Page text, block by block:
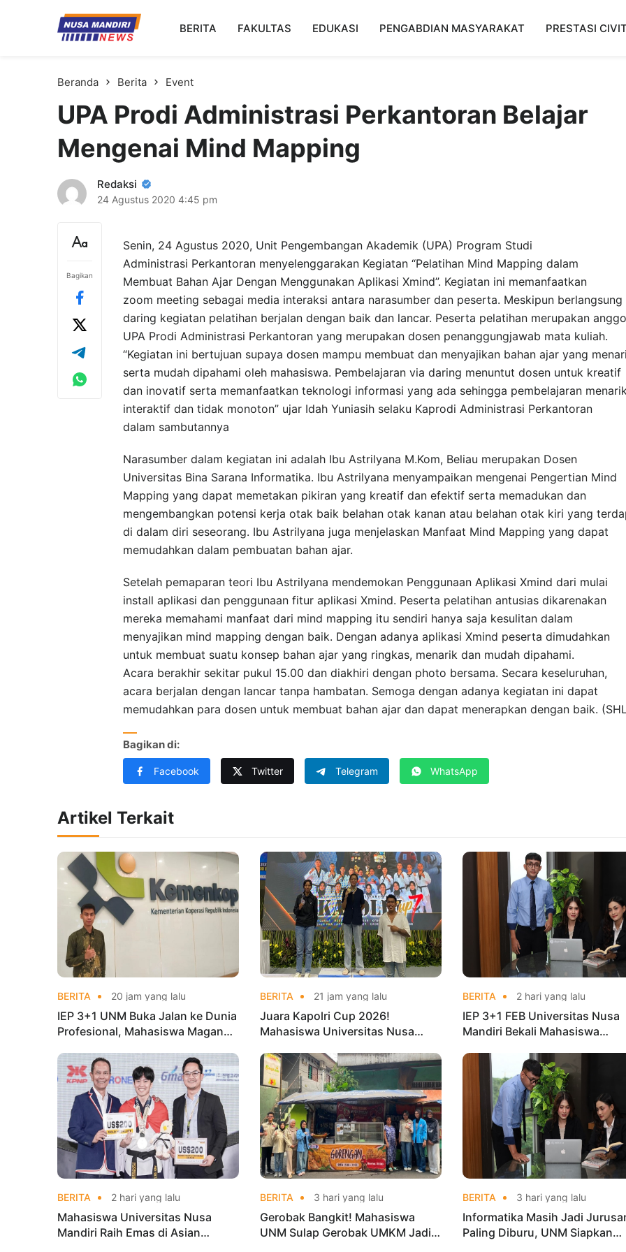
Kampus Digital Bisnis
Universitas Nusa Mandiri
BERITA FAKULTAS EDUKASI PENGABDIAN MASYARAKAT PRESTASI
Beranda Berita Event
UPA Prodi Administrasi Perkantoran Belajar
Mengenai Mind Mapping
Redaksi
24 Agustus 2020 4:45 pm
Bagikan
Senin, 24 Agustus 2020, Unit Pengembangan Akademik (UPA) Program Studi
Administrasi Perkantoran menyelenggarakan Kegiatan “Pelatihan Mind Mapping dalam
Membuat Bahan Ajar Dengan Menggunakan Aplikasi Xmind”. Kegiatan ini memanfaatkan
zoom meeting sebagai media interaksi antara narasumber dan peserta. Meskipun berlangsung
daring kegiatan pelatihan berjalan dengan baik dan lancar. Peserta pelatihan merupakan
UPA Prodi Administrasi Perkantoran yang merupakan dosen penanggungjawab mata kuliah.
“Kegiatan ini bertujuan supaya dosen mampu membuat dan menyajikan bahan ajar yang
serta mudah dipahami oleh mahasiswa. Pembelajaran via daring menuntut dosen untuk kreatif
dan inovatif serta memanfaatkan teknologi informasi yang ada sehingga pembelajaran
interaktif dan tidak monoton” ujar Idah Yuniasih selaku Kaprodi Administrasi Perkantoran
dalam sambutannya
Narasumber dalam kegiatan ini adalah Ibu Astrilyana M.Kom, Beliau merupakan Dosen
Universitas Bina Sarana Informatika. Ibu Astrilyana menyampaikan mengenai Pengertian Mind
Mapping yang dapat memetakan pikiran yang kreatif dan efektif serta memadukan dan
mengembangkan potensi kerja otak baik belahan otak kanan atau belahan otak kiri yang
di dalam diri seseorang. Ibu Astrilyana juga menjelaskan Manfaat Mind Mapping yang dapat
memudahkan dalam pembuatan bahan ajar.
Setelah pemaparan teori Ibu Astrilyana mendemokan Penggunaan Aplikasi Xmind dari mulai
install aplikasi dan penggunaan fitur aplikasi Xmind. Peserta pelatihan antusias dikarenakan
mereka memahami manfaat dari mind mapping itu sendiri hanya saja kesulitan dalam
menyajikan mind mapping dengan baik. Dengan adanya aplikasi Xmind peserta dimudahkan
untuk membuat suatu konsep bahan ajar yang ringkas, menarik dan mudah dipahami.
Acara berakhir sekitar pukul 15.00 dan diakhiri dengan photo bersama. Secara keseluruhan,
acara berjalan dengan lancar tanpa hambatan. Semoga dengan adanya kegiatan ini dapat
memudahkan para dosen untuk membuat bahan ajar dan dapat menerapkan dengan baik.
Bagikan di:
Facebook Twitter Telegram WhatsApp
Artikel Terkait
BERITA 20 jam yang lalu
IEP 3+1 UNM Buka Jalan ke Dunia
Profesional, Mahasiswa Magang
BERITA 21 jam yang lalu
Juara Kapolri Cup 2026!
Mahasiswa Universitas Nusa
di Kejurnas Taekwondo
BERITA 2 hari yang lalu
IEP 3+1 FEB Universitas Nusa
Mandiri Bekali Mahasiswa
BERITA 2 hari yang lalu
Mahasiswa Universitas Nusa
Mandiri Raih Emas di Asian
BERITA 3 hari yang lalu
Gerobak Bangkit! Mahasiswa
UNM Sulap Gerobak UMKM Jadi
BERITA 3 hari yang lalu
Informatika Masih Jadi
Paling Diburu, UNM Siapkan